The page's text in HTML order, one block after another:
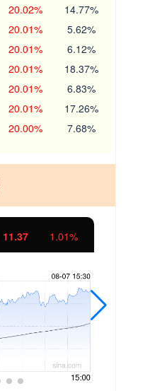
20.02% 14.77%
20.01% 5.62%
20.01% 6.12%
20.01% 18.37%
20.01% 6.83%
20.01% 17.26%
20.00% 7.68%
11.37 1.01%